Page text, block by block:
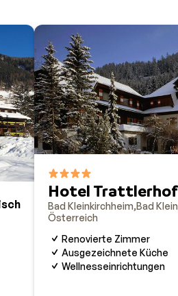
Hotel Trattlerhof
Bad Kleinkirchheim Bad
Österreich
Renovierte Zimmer
Ausgezeichnete Küche
Wellnesseinrichtungen